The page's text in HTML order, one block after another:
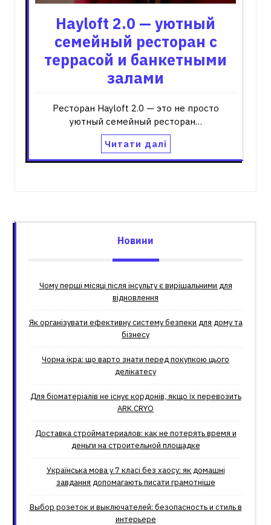
Hayloft 2.0 — уютный
семейный ресторан с
террасой и банкетными
залами
Ресторан Hayloft 2.0 — это не просто
уютный семейный ресторан…
Читати далі
Новини
Чому перші місяці після інсульту є вирішальними для
відновлення
Як організувати ефективну систему безпеки для дому та
бізнесу
Чорна ікра: що варто знати перед покупкою цього
делікатесу
Для біоматеріалів не існує кордонів, якщо їх перевозить
ARK.CRYO
Доставка стройматериалов: как не потерять время и
деньги на строительной площадке
Українська мова у 7 класі без хаосу: як домашні
завдання допомагають писати грамотніше
Выбор розеток и выключателей: безопасность и стиль в
интерьере